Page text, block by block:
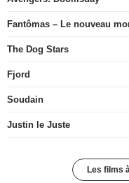
Fantômas – Le nouveau
The Dog Stars
Fjord
Soudain
Justin le Juste
Les films